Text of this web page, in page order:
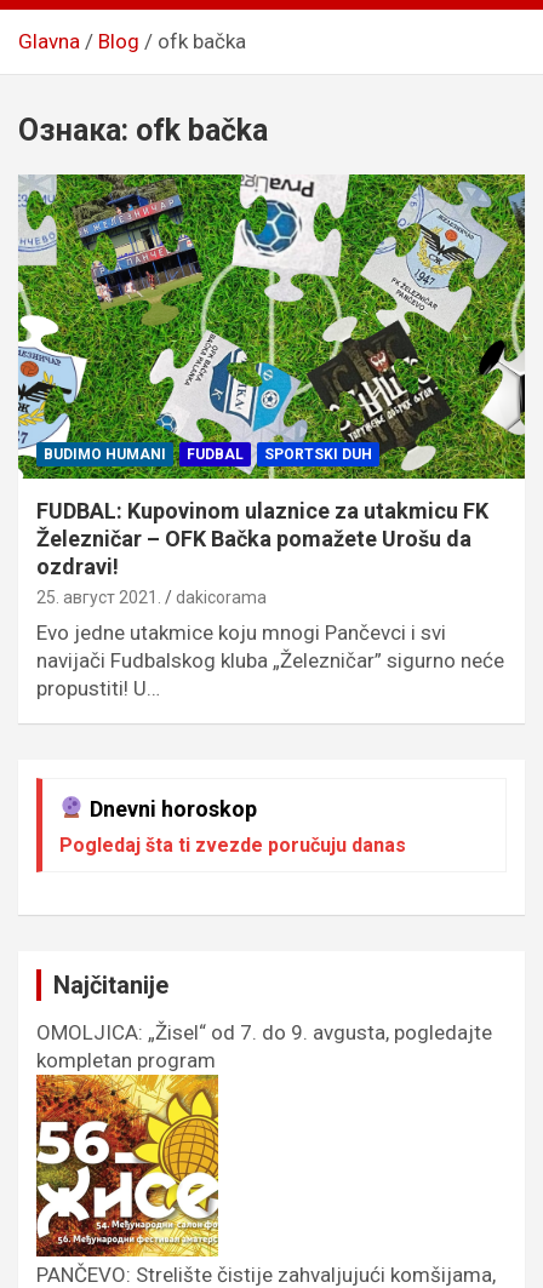
Glavna Blog ofk bačka
Ознака: ofk bačka
BUDIMO HUMANI FUDBAL SPORTSKI DUH
FUDBAL: Kupovinom ulaznice za utakmicu FK
Železničar – OFK Bačka pomažete Urošu da
ozdravi!
25. август 2021. dakicorama
Evo jedne utakmice koju mnogi Pančevci i svi
navijači Fudbalskog kluba „Železničar” sigurno neće
propustiti! U…
Dnevni horoskop
Pogledaj šta ti zvezde poručuju danas
Najčitanije
OMOLJICA: „Žisel“ od 7. do 9. avgusta, pogledajte
kompletan program
PANČEVO: Strelište čistije zahvaljujući komšijama,